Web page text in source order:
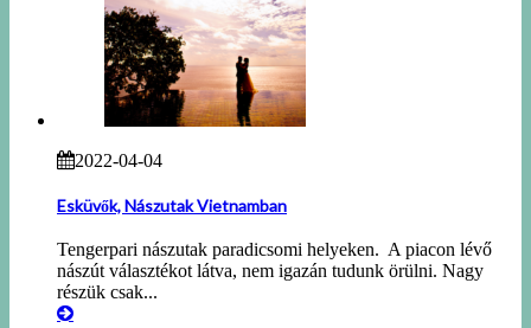
2022-04-04
Esküvők, Nászutak Vietnamban
Tengerpari nászutak paradicsomi helyeken. A piacon lévő
nászút választékot látva, nem igazán tudunk örülni. Nagy
részük csak...